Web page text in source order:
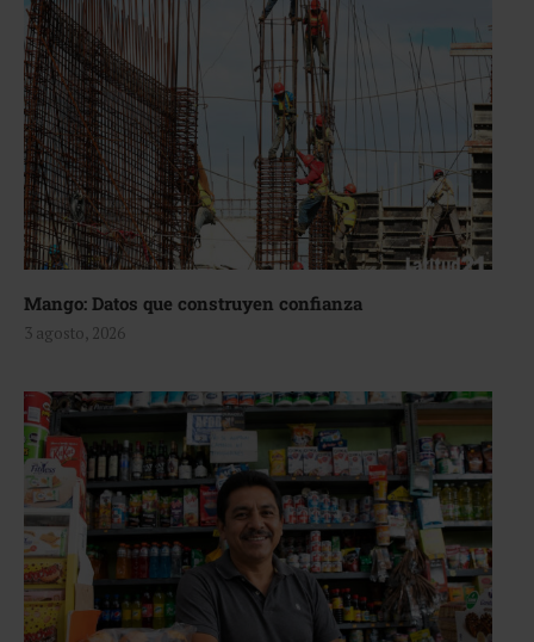
Mango: Datos que construyen confianza
3 agosto, 2026